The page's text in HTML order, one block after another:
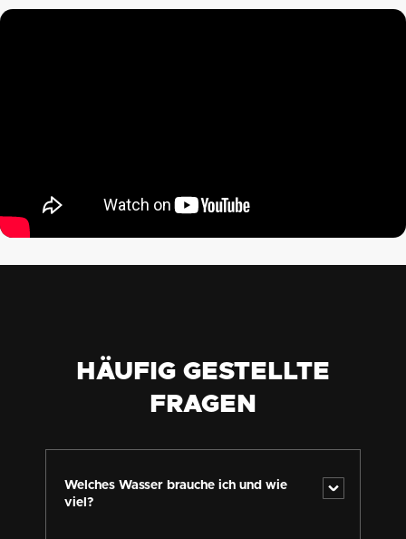
HÄUFIG GESTELLTE
FRAGEN
Welches Wasser brauche ich und wie
viel?